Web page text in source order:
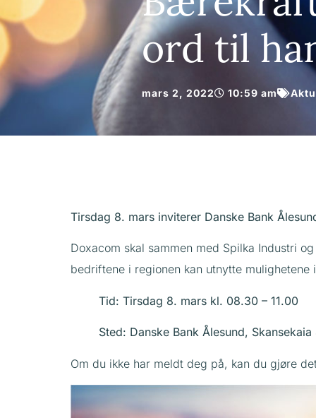
ord til
mars 2, 2022 10:59 am
Tirsdag 8. mars inviterer Danske Bank
Doxacom skal sammen med Spilka Industri
bedriftene i regionen kan utnytte
Tid: Tirsdag 8. mars kl. 08.30 – 11.00
Sted: Danske Bank Ålesund, Skansekaia
Om du ikke har meldt deg på, kan du gjøre